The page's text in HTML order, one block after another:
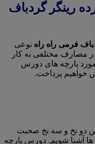
رینگر گردباف
فرمی راه راه نوعی
مصارف مختلفی به کار
پارچه های دورس
خواهیم پرداخت.
دو نخ و سه نخ صحبت
آشنا شویم. دورس پارچه